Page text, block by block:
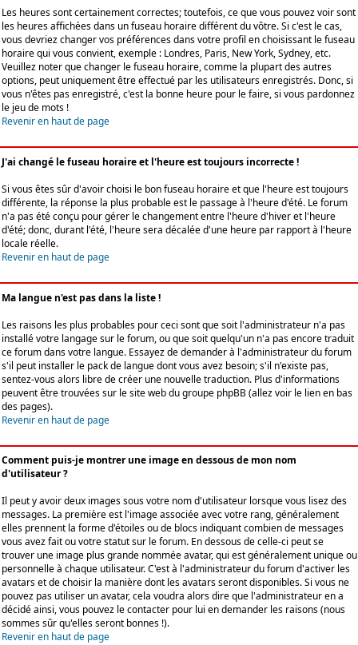
Les heures sont certainement correctes; toutefois, ce que vous pouvez voir sont
les heures affichées dans un fuseau horaire différent du vôtre. Si c'est le cas,
vous devriez changer vos préférences dans votre profil en choisissant le fuseau
horaire qui vous convient, exemple : Londres, Paris, New York, Sydney, etc.
Veuillez noter que changer le fuseau horaire, comme la plupart des autres
options, peut uniquement être effectué par les utilisateurs enregistrés. Donc, si
vous n'êtes pas enregistré, c'est la bonne heure pour le faire, si vous pardonnez
le jeu de mots !
Revenir en haut de page
J'ai changé le fuseau horaire et l'heure est toujours incorrecte !
Si vous êtes sûr d'avoir choisi le bon fuseau horaire et que l'heure est toujours
différente, la réponse la plus probable est le passage à l'heure d'été. Le forum
n'a pas été conçu pour gérer le changement entre l'heure d'hiver et l'heure
d'été; donc, durant l'été, l'heure sera décalée d'une heure par rapport à l'heure
locale réelle.
Revenir en haut de page
Ma langue n'est pas dans la liste !
Les raisons les plus probables pour ceci sont que soit l'administrateur n'a pas
installé votre langage sur le forum, ou que soit quelqu'un n'a pas encore traduit
ce forum dans votre langue. Essayez de demander à l'administrateur du forum
s'il peut installer le pack de langue dont vous avez besoin; s'il n'existe pas,
sentez-vous alors libre de créer une nouvelle traduction. Plus d'informations
peuvent être trouvées sur le site web du groupe phpBB (allez voir le lien en bas
des pages).
Revenir en haut de page
Comment puis-je montrer une image en dessous de mon nom
d'utilisateur ?
Il peut y avoir deux images sous votre nom d'utilisateur lorsque vous lisez des
messages. La première est l'image associée avec votre rang, généralement
elles prennent la forme d'étoiles ou de blocs indiquant combien de messages
vous avez fait ou votre statut sur le forum. En dessous de celle-ci peut se
trouver une image plus grande nommée avatar, qui est généralement unique ou
personnelle à chaque utilisateur. C'est à l'administrateur du forum d'activer les
avatars et de choisir la manière dont les avatars seront disponibles. Si vous ne
pouvez pas utiliser un avatar, cela voudra alors dire que l'administrateur en a
décidé ainsi, vous pouvez le contacter pour lui en demander les raisons (nous
sommes sûr qu'elles seront bonnes !).
Revenir en haut de page